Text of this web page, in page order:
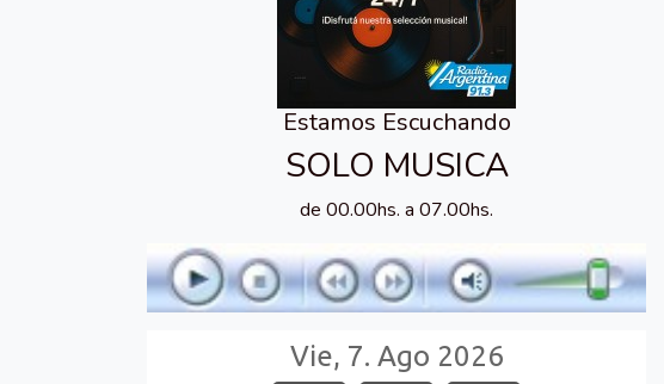
Estamos Escuchando
SOLO MUSICA
de 00.00hs. a 07.00hs.